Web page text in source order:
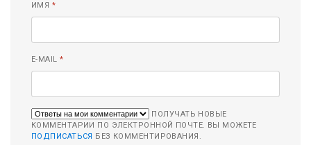
ИМЯ *
E-MAIL*
ПОЛУЧАТЬ НОВЫЕ
КОММЕНТАРИИ ПО ЭЛЕКТРОННОЙ ПОЧТЕ. ВЫ МОЖЕТЕ
ПОДПИСАТЬСЯ
БЕЗ КОММЕНТИРОВАНИЯ.